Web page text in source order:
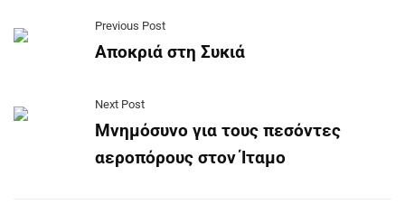
Previous Post
Αποκριά στη Συκιά
Next Post
Μνημόσυνο για τους πεσόντες
αεροπόρους στον Ίταμο